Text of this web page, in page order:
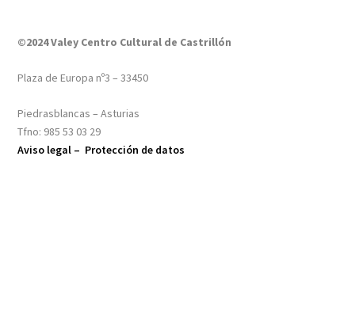
©2024 Valey Centro Cultural de Castrillón
Plaza de Europa nº3 – 33450
Piedrasblancas – Asturias
Tfno: 985 53 03 29
Aviso legal – Protección de datos